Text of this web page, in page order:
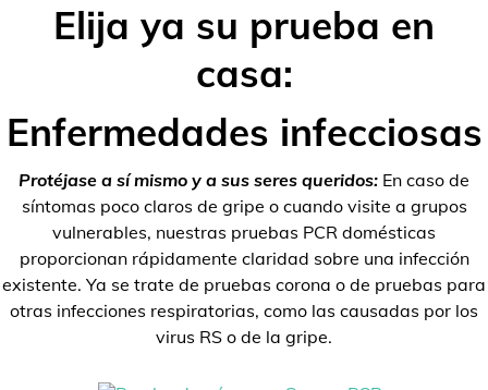
Elija ya su prueba en
casa:
Enfermedades infecciosas
Protéjase a sí mismo y a sus seres queridos: En caso de
síntomas poco claros de gripe o cuando visite a grupos
vulnerables, nuestras pruebas PCR domésticas
proporcionan rápidamente claridad sobre una infección
existente. Ya se trate de pruebas corona o de pruebas para
otras infecciones respiratorias, como las causadas por los
virus RS o de la gripe.